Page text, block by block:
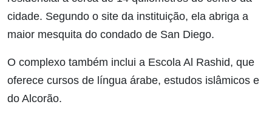
cidade. Segundo o site da instituição, ela abriga a
maior mesquita do condado de San Diego.
O complexo também inclui a Escola Al Rashid, que
oferece cursos de língua árabe, estudos islâmicos e
do Alcorão.